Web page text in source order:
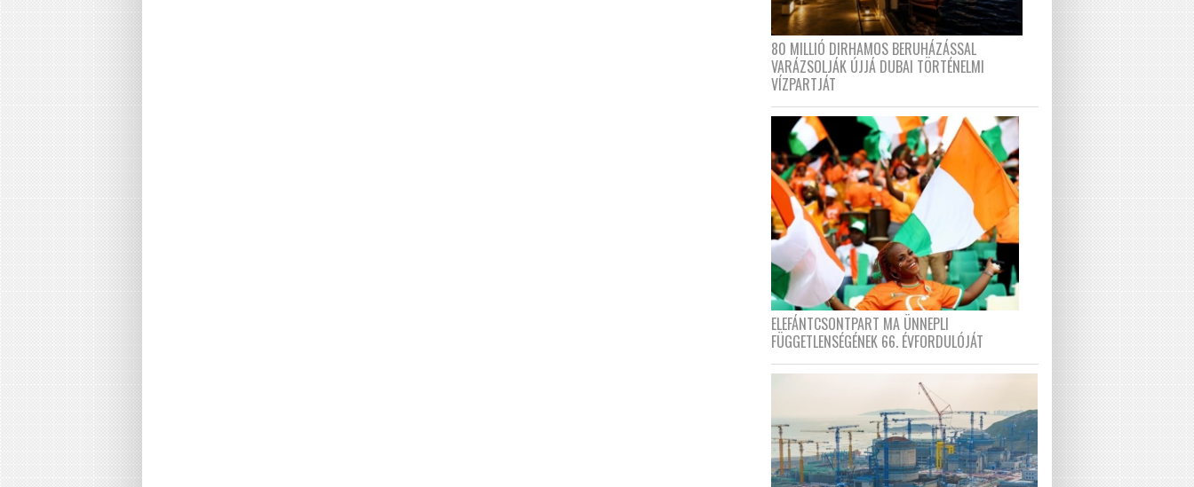
80 MILLIÓ DIRHAMOS BERUHÁZÁSSAL
VARÁZSOLJÁK ÚJJÁ DUBAI TÖRTÉNELMI
VÍZPARTJÁT
ELEFÁNTCSONTPART MA ÜNNEPLI
FÜGGETLENSÉGÉNEK 66. ÉVFORDULÓJÁT